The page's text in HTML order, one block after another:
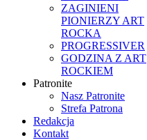
ZAGINIENI
PIONIERZY ART
ROCKA
PROGRESSIVER
GODZINA Z ART
ROCKIEM
Patronite
Nasz Patronite
Strefa Patrona
Redakcja
Kontakt